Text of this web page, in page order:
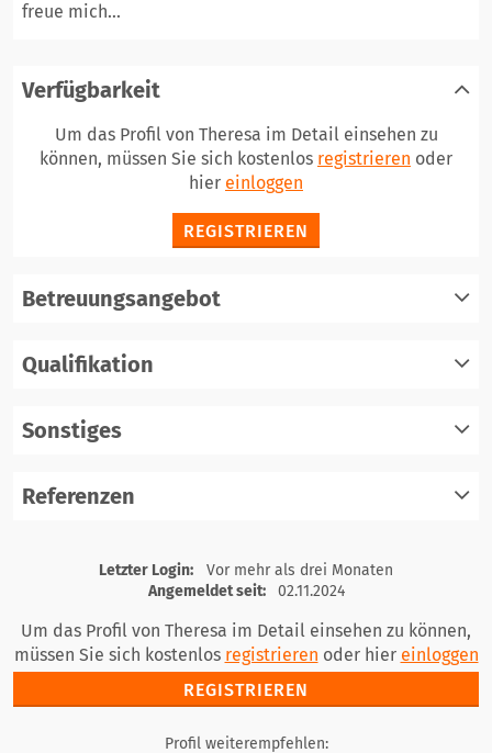
freue mich...
Verfügbarkeit
Um das Profil von Theresa im Detail einsehen zu
können, müssen Sie sich kostenlos registrieren oder
hier einloggen
REGISTRIEREN
Betreuungsangebot
Qualifikation
Sonstiges
Referenzen
registrieren
einloggen
Letzter Login:
Vor mehr als drei Monaten
Angemeldet seit:
02.11.2024
Um das Profil von Theresa im Detail einsehen zu können,
müssen Sie sich kostenlos registrieren oder hier einloggen
REGISTRIEREN
Profil weiterempfehlen: